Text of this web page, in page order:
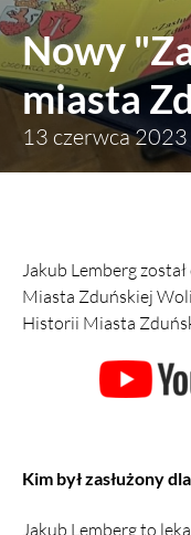
Nowy
miasta
13 czerwca 2023
Jakub Lemberg
Miasta Zduńskiej
Historii Miasta
Kim był zasłużony
Jakub Lemberg to